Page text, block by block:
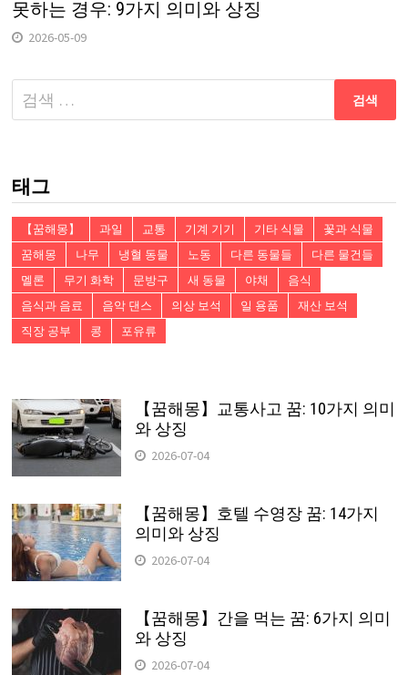
못하는 경우: 9가지 의미와 상징
2026-05-09
다
음
태그
【꿈해몽】 과일 교통 기계 기기 기타 식물
꽃과 식물
꿈해몽
나무 냉혈 동물 노동 다른 동물들
다른 물건들
멜론
무기 화학 문방구 새 동물 야채
음식
음식과 음료
음악 댄스 의상 보석 일 용품
재산 보석
직장 공부
콩 포유류
【꿈해몽】교통사고 꿈: 10가지 의미
와 상징
2026-07-04
【꿈해몽】호텔 수영장 꿈: 14가지
의미와 상징
2026-07-04
【꿈해몽】간을 먹는 꿈: 6가지 의미
와 상징
2026-07-04